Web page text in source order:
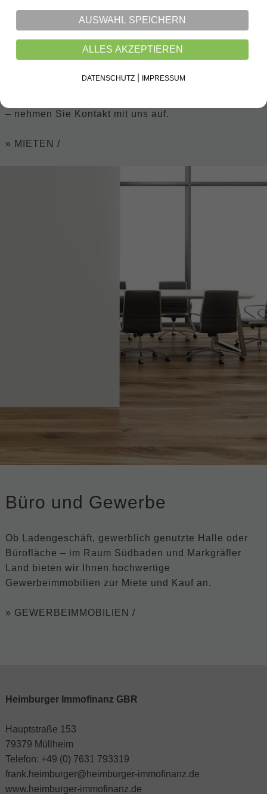
Wohnkomfort in energieeffizienten Neubauten oder
modern renovierte Altbauwohnungen schaffen ein
behagliches Zuhause, mit dem Vorteil, dass Sie sich
nicht fest binden müssen.
Sie möchten eine moderne Mehrzimmerwohnung
– nehmen Sie Kontakt mit uns auf.
» MIETEN /
Büro und Gewerbe
Ob Ladengeschäft, gewerblich genutzte Halle oder
Bürofläche – im Raum Südbaden und Markgräfler
Land bieten wir Ihnen hochwertige
Gewerbeimmobilien zur Miete und Kauf an.
» GEWERBEIMMOBILIEN /
Heimburger Immofinanz GBR
Hauptstraße 153
79379 Müllheim
Telefon: +49 (0) 7631 793319
frank.heimburger@heimburger-immofinanz.de
www.heimburger-immofinanz.de
AUSWAHL SPEICHERN
ALLES AKZEPTIEREN
DATENSCHUTZ| IMPRESSUM